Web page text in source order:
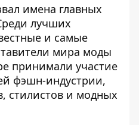
имена главных
лучших
и самые
мира моды
принимали участие
фэшн-индустрии,
стилистов и модных